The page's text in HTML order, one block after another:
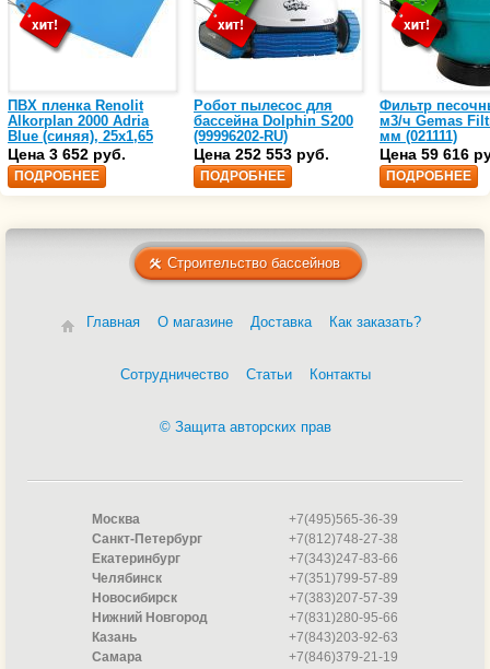
ПВХ пленка Renolit
Alkorplan 2000 Adria
Blue (синяя), 25х1,65
(35216203)
Цена 3 652 руб.
ПОДРОБНЕЕ
Робот пылесос для
бассейна Dolphin S200
(99996202-RU)
Цена 252 553 руб.
ПОДРОБНЕЕ
Фильтр
м3/ч Gemas
мм (021111)
Цена 59 616
ПОДРОБНЕЕ
Строительство бассейнов
Главная О магазине Доставка Как заказать?
Сотрудничество Статьи Контакты
© Защита авторских прав
Москва
+7(495)565-36-39
Санкт-Петербург
+7(812)748-27-38
Екатеринбург
+7(343)247-83-66
Челябинск
+7(351)799-57-89
Новосибирск
+7(383)207-57-39
Нижний Новгород
+7(831)280-95-66
Казань
+7(843)203-92-63
Самара
+7(846)379-21-19